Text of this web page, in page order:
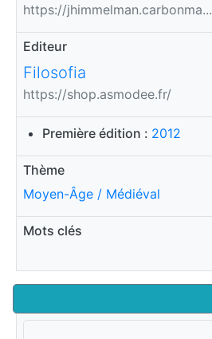
https://jhimmelman.carbonma...
Editeur
Filosofia
https://shop.asmodee.fr/
Première édition : 2012
Thème
Moyen-Âge / Médiéval
Mots clés